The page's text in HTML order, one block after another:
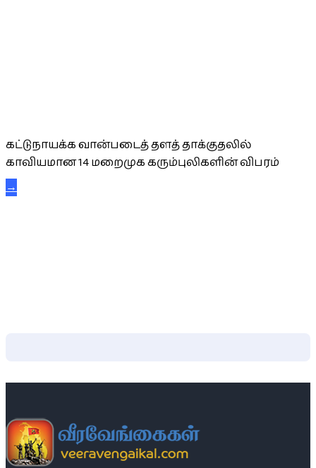
கட்டுநாயக்க வான்படைத் தளத் தாக்குதலில்
காவியமான 14 மறைமுக கரும்புலிகளின் விபரம்
→